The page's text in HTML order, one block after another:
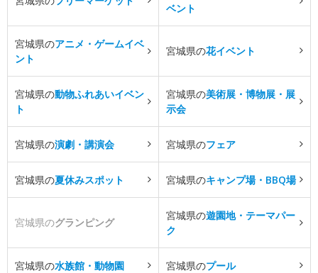
ベント
宮城県のアニメ・ゲームイベ
ント
宮城県の花イベント
宮城県の動物ふれあいイベン
ト
宮城県の美術展・博物展・展
示会
宮城県の演劇・講演会 宮城県のフェア
宮城県の夏休みスポット 宮城県のキャンプ場・BBQ場
宮城県のグランピング
宮城県の遊園地・テーマパー
ク
宮城県の水族館・動物園 宮城県のプール